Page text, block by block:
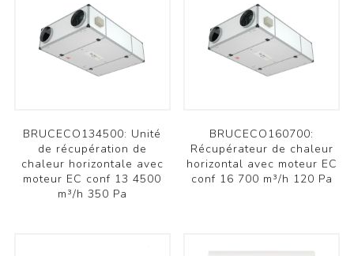
BRUCECO134500: Unité
de récupération de
chaleur horizontale avec
moteur EC conf 13 4500
m³/h 350 Pa
BRUCECO160700:
Récupérateur de chaleur
horizontal avec moteur EC
conf 16 700 m³/h 120 Pa